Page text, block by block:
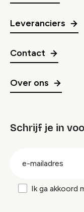
Leveranciers
Contact
Over ons
Schrijf je in
Ik ga akkoord